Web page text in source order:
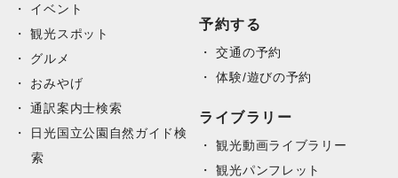
イベント
観光スポット
グルメ
おみやげ
通訳案内士検索
日光国立公園自然ガイド検
索
予約する
交通の予約
体験/遊びの予約
ライブラリー
観光動画ライブラリー
観光パンフレット